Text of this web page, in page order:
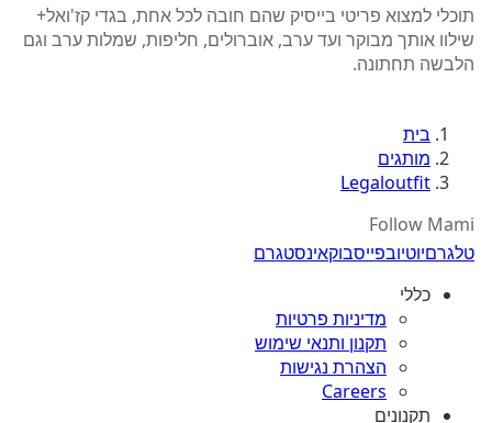
תוכלי למצוא פריטי בייסיק שהם חובה לכל אחת, בגדי קז'ואל+
שילוו אותך מבוקר ועד ערב, אוברולים, חליפות, שמלות ערב וגם
הלבשה תחתונה.
בית
מותגים
Legaloutfit
Follow Mami
טלגרםיוטיובפייסבוקאינסטגרם
כללי
מדיניות פרטיות
תקנון ותנאי שימוש
הצהרת נגישות
Careers
תקנונים